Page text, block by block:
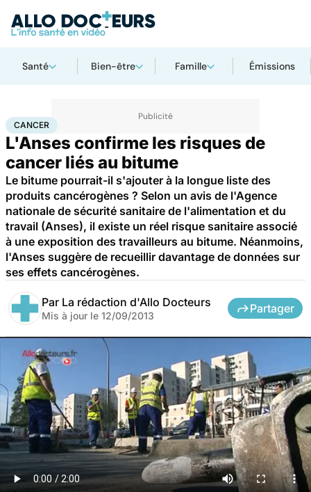
Santé Bien-être Famille Émissions
AccueilSanté Cancer
CANCER
L'Anses confirme les risques de
cancer liés au bitume
Le bitume pourrait-il s'ajouter à la longue liste des
produits cancérogènes ? Selon un avis de l'Agence
nationale de sécurité sanitaire de l'alimentation et du
travail (Anses), il existe un réel risque sanitaire associé
à une exposition des travailleurs au bitume. Néanmoins,
l'Anses suggère de recueillir davantage de données sur
ses effets cancérogènes.
Par La rédaction d'Allo Docteurs
Mis à jour le 12/09/2013
Partager